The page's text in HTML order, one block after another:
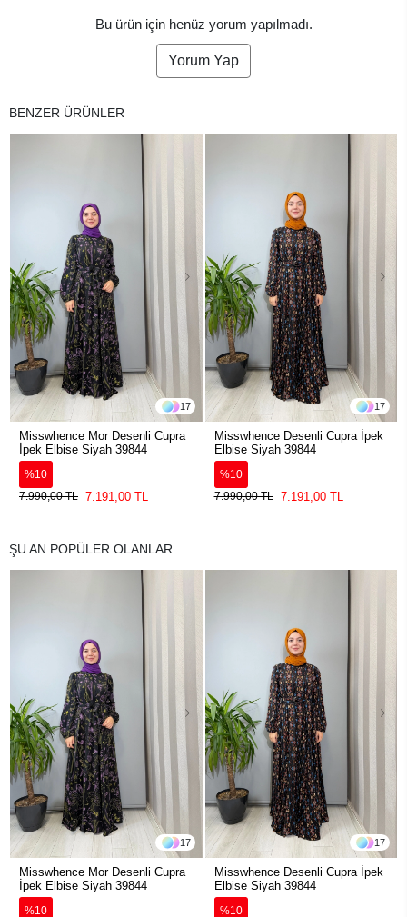
Bu ürün için henüz yorum yapılmadı.
Yorum Yap
BENZER ÜRÜNLER
17
Misswhence Mor Desenli Cupra
İpek Elbise Siyah 39844
%10
7.990,00 TL 7.191,00 TL
17
Misswhence Desenli Cupra İpek
Elbise Siyah 39844
%10
7.990,00 TL
7.191,00 TL
ŞU AN POPÜLER OLANLAR
17
Misswhence Mor Desenli Cupra
İpek Elbise Siyah 39844
%10
17
Misswhence Desenli Cupra İpek
Elbise Siyah 39844
%10